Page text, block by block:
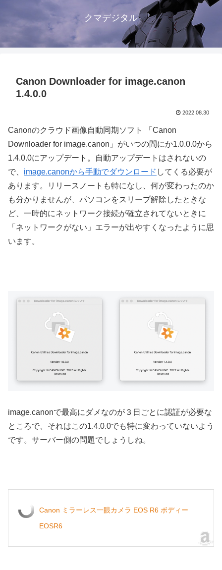
クマデジタル
Canon Downloader for image.canon
1.4.0.0
2022.08.30
Canonのクラウド画像自動同期ソフト 「Canon
Downloader for image.canon」がいつの間にか1.0.0.0から
1.4.0.0にアップデート。自動アップデートはされないの
で、 image.canonから手動でダウンロード してくる必要が
あります。リリースノートも特になし、何が変わったのか
も分かりませんが、パソコンをスリープ解除したときな
ど、一時的にネットワーク接続が確立されてないときに
「ネットワークがない」エラーが出やすくなったように思
います。
image.canonで最高にダメなのが３日ごとに認証が必要な
ところで、それはこの1.4.0.0でも特に変わっていないよう
です。サーバー側の問題でしょうしね。
Canon ミラーレス一眼カメラ EOS R6 ボディー
EOSR6